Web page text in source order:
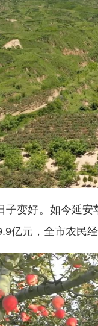
变好。如今延安
亿元，全市农民